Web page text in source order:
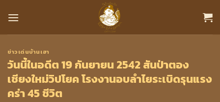
ข่าวเด่นบ้านเฮา
วันนี้ในอดีต 19 กันยายน 2542 สันป่าตอง
เชียงใหม่วิปโยค โรงงานอบลำไยระเบิดรุนแรง
คร่า 45 ชีวิต